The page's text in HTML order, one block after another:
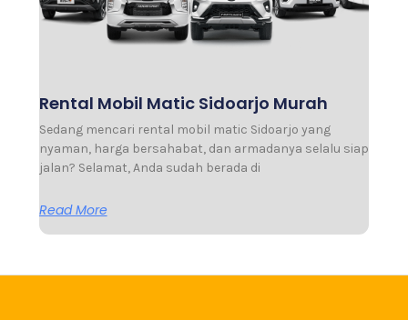
Rental Mobil Matic Sidoarjo Murah
Sedang mencari rental mobil matic Sidoarjo yang
nyaman, harga bersahabat, dan armadanya selalu siap
jalan? Selamat, Anda sudah berada di
Read More